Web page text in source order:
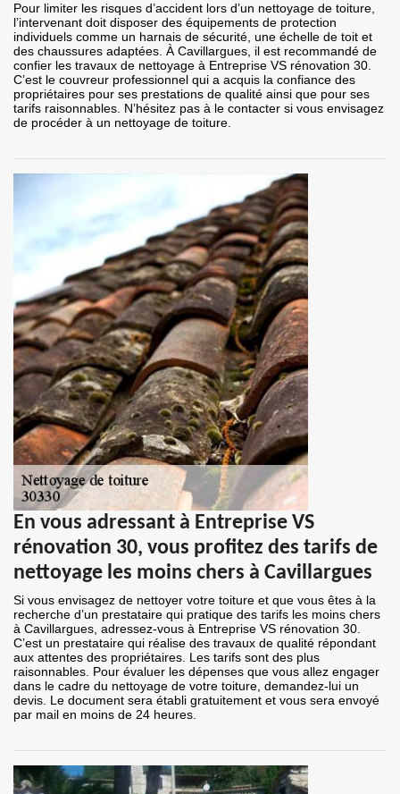
Pour limiter les risques d’accident lors d’un nettoyage de toiture,
l’intervenant doit disposer des équipements de protection
individuels comme un harnais de sécurité, une échelle de toit et
des chaussures adaptées. À Cavillargues, il est recommandé de
confier les travaux de nettoyage à Entreprise VS rénovation 30.
C’est le couvreur professionnel qui a acquis la confiance des
propriétaires pour ses prestations de qualité ainsi que pour ses
tarifs raisonnables. N’hésitez pas à le contacter si vous envisagez
de procéder à un nettoyage de toiture.
En vous adressant à Entreprise VS
rénovation 30, vous profitez des tarifs de
nettoyage les moins chers à Cavillargues
Si vous envisagez de nettoyer votre toiture et que vous êtes à la
recherche d’un prestataire qui pratique des tarifs les moins chers
à Cavillargues, adressez-vous à Entreprise VS rénovation 30.
C’est un prestataire qui réalise des travaux de qualité répondant
aux attentes des propriétaires. Les tarifs sont des plus
raisonnables. Pour évaluer les dépenses que vous allez engager
dans le cadre du nettoyage de votre toiture, demandez-lui un
devis. Le document sera établi gratuitement et vous sera envoyé
par mail en moins de 24 heures.